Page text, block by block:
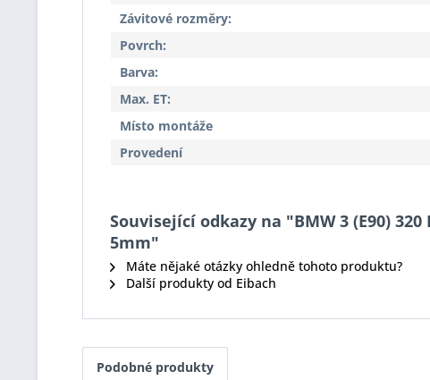
Závitové rozměry:
Povrch:
Barva:
Max. ET:
Místo montáže
Provedení
Související odkazy na "BMW 3 (E90) 320
5mm"
Máte nějaké otázky ohledně tohoto produktu?
Další produkty od Eibach
Podobné produkty